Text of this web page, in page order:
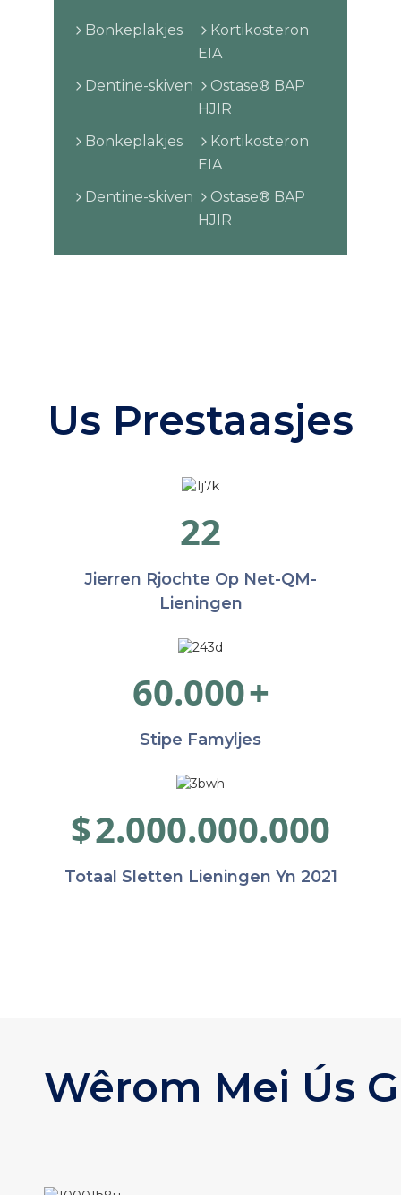
Bonkeplakjes
Kortikosteron
EIA
Dentine-skiven
Ostase® BAP
HJIR
Bonkeplakjes
Kortikosteron
EIA
Dentine-skiven
Ostase® BAP
HJIR
Us Prestaasjes
22
Jierren Rjochte Op Net-QM-
Lieningen
60.000+
Stipe Famyljes
$2.000.000.000
Totaal Sletten Lieningen Yn 2021
Wêrom Mei Ús